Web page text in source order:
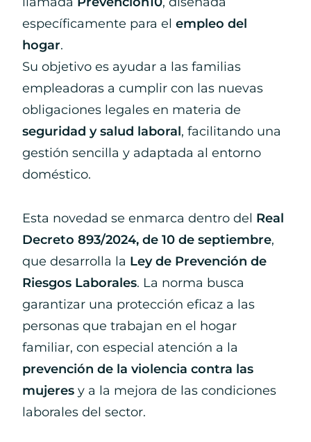
específicamente para el empleo del
hogar.
Su objetivo es ayudar a las familias
empleadoras a cumplir con las nuevas
obligaciones legales en materia de
seguridad y salud laboral, facilitando una
gestión sencilla y adaptada al entorno
doméstico.
Esta novedad se enmarca dentro del Real
Decreto 893/2024, de 10 de septiembre,
que desarrolla la Ley de Prevención de
Riesgos Laborales. La norma busca
garantizar una protección eficaz a las
personas que trabajan en el hogar
familiar, con especial atención a la
prevención de la violencia contra las
mujeres y a la mejora de las condiciones
laborales del sector.